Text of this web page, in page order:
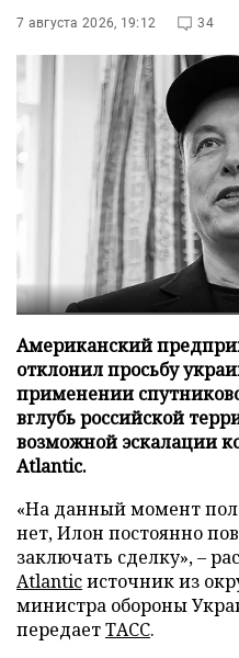
7 августа 2026, 19:12 34
Американский
отклонил просьбу
применении
вглубь российской
возможной эскалации
Atlantic.
«На данный момент
нет, Илон постоянно
заключать сделку», –
Atlanticисточник из
министра обороны
передаетТАСС.